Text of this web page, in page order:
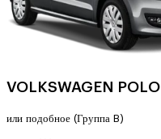
VOLKSWAGEN POLO
или подобное (Группа B)